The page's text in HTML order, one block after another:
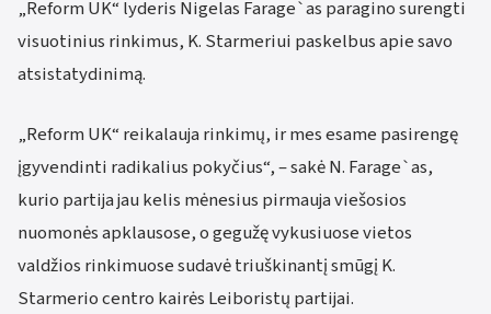
„Reform UK“ lyderis Nigelas Farage`as paragino surengti
visuotinius rinkimus, K. Starmeriui paskelbus apie savo
atsistatydinimą.
„Reform UK“ reikalauja rinkimų, ir mes esame pasirengę
įgyvendinti radikalius pokyčius“, – sakė N. Farage`as,
kurio partija jau kelis mėnesius pirmauja viešosios
nuomonės apklausose, o gegužę vykusiuose vietos
valdžios rinkimuose sudavė triuškinantį smūgį K.
Starmerio centro kairės Leiboristų partijai.